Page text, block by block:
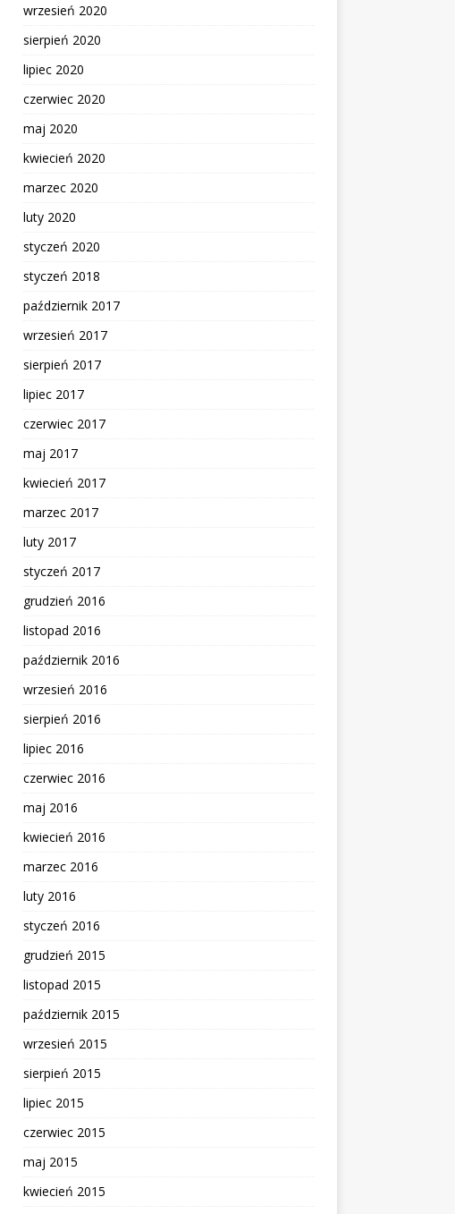
wrzesień 2020
sierpień 2020
lipiec 2020
czerwiec 2020
maj 2020
kwiecień 2020
marzec 2020
luty 2020
styczeń 2020
styczeń 2018
październik 2017
wrzesień 2017
sierpień 2017
lipiec 2017
czerwiec 2017
maj 2017
kwiecień 2017
marzec 2017
luty 2017
styczeń 2017
grudzień 2016
listopad 2016
październik 2016
wrzesień 2016
sierpień 2016
lipiec 2016
czerwiec 2016
maj 2016
kwiecień 2016
marzec 2016
luty 2016
styczeń 2016
grudzień 2015
listopad 2015
październik 2015
wrzesień 2015
sierpień 2015
lipiec 2015
czerwiec 2015
maj 2015
kwiecień 2015